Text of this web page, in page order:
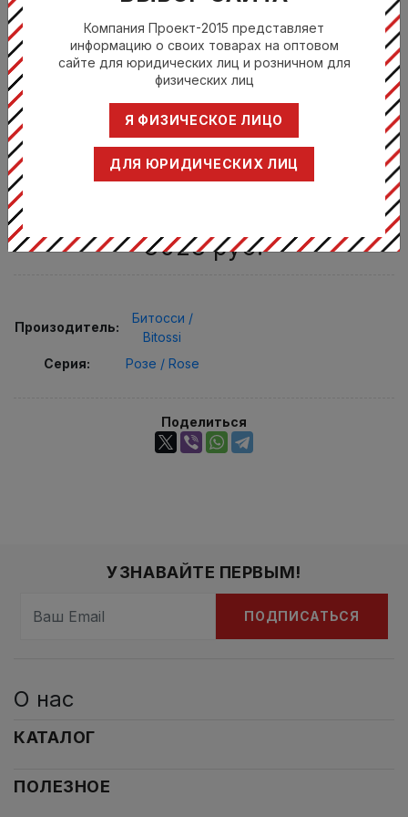
BID00651
КОФЕЙНАЯ ПАРАH 5,4 Ø 6,4 СМH 1,7 Ø
3023руб.
Произодитель:
Битосси /
Bitossi
Серия:
Розе / Rose
Поделиться
УЗНАВАЙТЕ ПЕРВЫМ!
ПОДПИСАТЬСЯ
О нас
КАТАЛОГ
ПОЛЕЗНОЕ
Компания Проект-2015 представляет
информацию о своих товарах на оптовом
сайте для юридических лиц и розничном для
физических лиц
Я ФИЗИЧЕСКОЕ ЛИЦО
ДЛЯ ЮРИДИЧЕСКИХ ЛИЦ